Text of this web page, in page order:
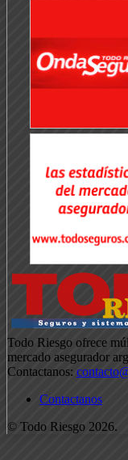
Todo Riesgo ofrece
mercado asegurador
Contactanos:
Contactanos
© Todo Riesgo 2026.